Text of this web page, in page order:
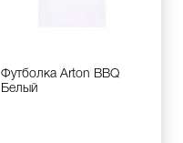
Футболка Arton BBQ
Белый